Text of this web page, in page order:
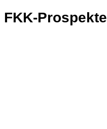
FKK-Prospekte